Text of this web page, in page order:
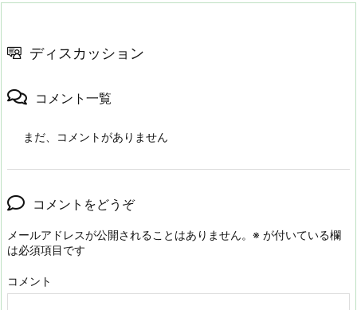
ディスカッション
コメント一覧
まだ、コメントがありません
コメントをどうぞ
メールアドレスが公開されることはありません。 ※ が付いている欄
は必須項目です
コメント